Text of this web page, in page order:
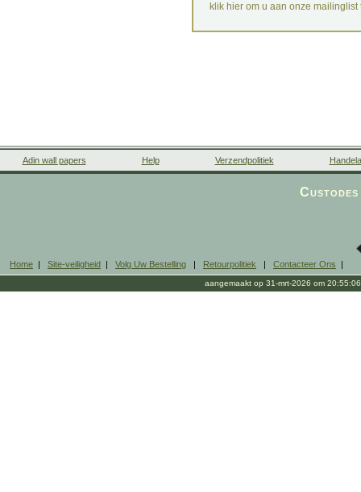
klik hier om u aan onze mailinglist
Adin wall papers Help Verzendpolitiek
Home | Site-veiligheid | Volg Uw Bestelling | Retourpolitiek | Contacteer Ons |
aangemaakt op 31-mrt-2026 om